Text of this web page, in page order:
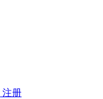
注册